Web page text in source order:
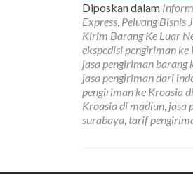
Diposkan dalam
Express, Peluang Bisnis
Kirim Barang Ke Luar
ekspedisi pengiriman ke
jasa pengiriman barang
jasa pengiriman dari
pengiriman ke Kroasia
Kroasia di madiun, jasa
surabaya, tarif